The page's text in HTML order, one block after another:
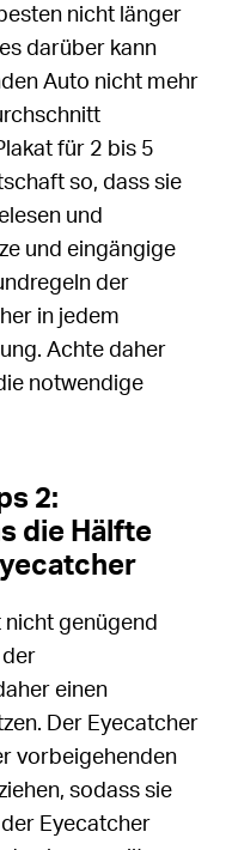
nicht länger
darüber kann
Auto nicht mehr
für 2 bis 5
so, dass sie
und
und eingängige
der
in jedem
Achte daher
notwendige
2:
die Hälfte
nicht genügend
der
einen
Der Eyecatcher
vorbeigehenden
sodass sie
Eyecatcher